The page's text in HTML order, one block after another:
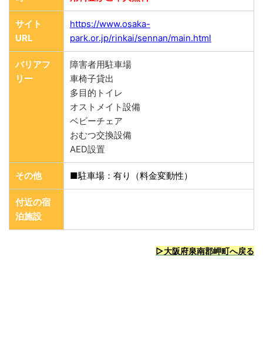
サイト
URL
https://www.osaka-
park.or.jp/rinkai/sennan/main.html
バリアフ
リー
障害者用駐車場
車椅子貸出
多目的トイレ
オストメイト設備
ベビーチェア
おむつ交換設備
AED設置
その他 ■駐車場：有り（料金変動性）
付近の宿
泊施設
▷大阪府泉南郡岬町へ戻る